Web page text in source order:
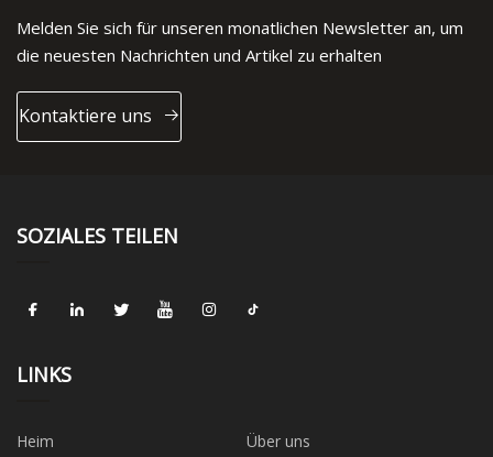
Melden Sie sich für unseren monatlichen Newsletter an, um
die neuesten Nachrichten und Artikel zu erhalten
Kontaktiere uns
SOZIALES TEILEN
LINKS
Heim
Über uns